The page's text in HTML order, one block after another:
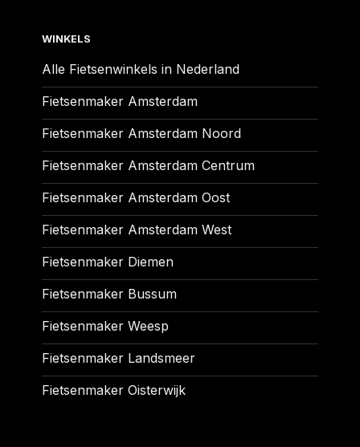
WINKELS
Alle Fietsenwinkels in Nederland
Fietsenmaker Amsterdam
Fietsenmaker Amsterdam Noord
Fietsenmaker Amsterdam Centrum
Fietsenmaker Amsterdam Oost
Fietsenmaker Amsterdam West
Fietsenmaker Diemen
Fietsenmaker Bussum
Fietsenmaker Weesp
Fietsenmaker Landsmeer
Fietsenmaker Oisterwijk